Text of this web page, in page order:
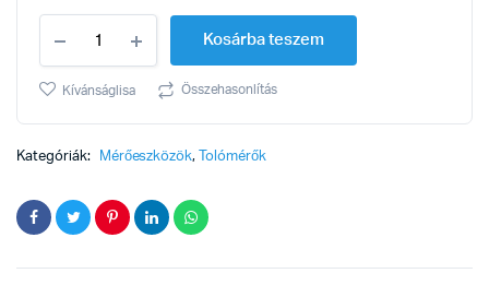
digitális
műanyag
dobozban
nélkül
quantity
Kosárba teszem
Kívánságlisa Összehasonlítás
Kategóriák: Mérőeszközök, Tolómérők